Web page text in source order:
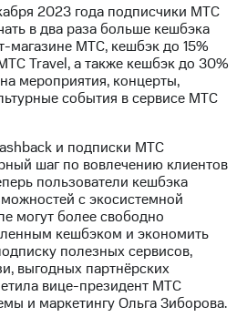
2023 года подписчики МТС
в два раза больше кешбэка
магазине МТС, кешбэк до 15%
Travel, а также кешбэк до 30%
мероприятия, концерты,
события в сервисе МТС
и подписки МТС
шаг по вовлечению клиентов
пользователи кешбэка
с экосистемной
могут более свободно
кешбэком и экономить
полезных сервисов,
выгодных партнёрских
вице-президент МТС
и маркетингу Ольга Зиборова.